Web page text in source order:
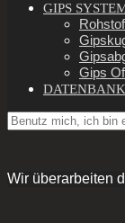
GIPS
Gips
DATENBANK
Wir überarbeiten